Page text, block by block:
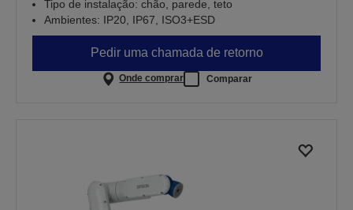
Tipo de instalação: chão, parede, teto
Ambientes: IP20, IP67, ISO3+ESD
Pedir uma chamada de retorno
Onde comprar Comparar